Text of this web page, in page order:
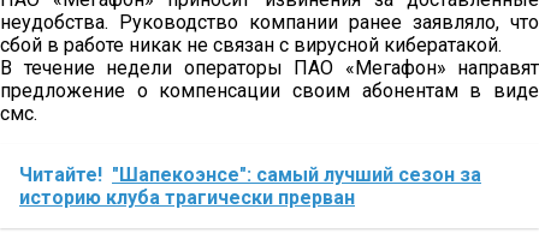
неудобства. Руководство компании ранее заявляло, что
сбой в работе никак не связан с вирусной кибератакой.
В течение недели операторы ПАО «Мегафон» направят
предложение о компенсации своим абонентам в виде
смс.
Читайте! "Шапекоэнсе": самый лучший сезон за
историю клуба трагически прерван